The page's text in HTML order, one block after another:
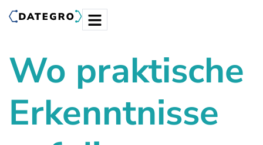
Wo praktische
Erkenntnisse